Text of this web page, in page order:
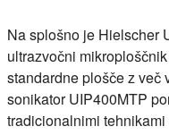
Na splošno je Hielscher
ultrazvočni
standardne plošče z več
sonikator UIP400MTP
tradicionalnimi